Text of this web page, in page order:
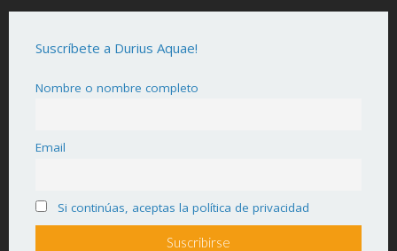
Suscríbete a Durius Aquae!
Nombre o nombre completo
Email
Si continúas, aceptas la política de privacidad